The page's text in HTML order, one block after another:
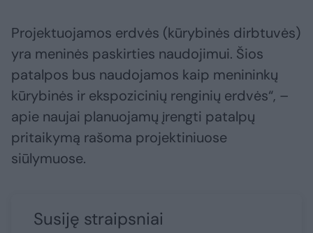
Projektuojamos erdvės (kūrybinės dirbtuvės)
yra meninės paskirties naudojimui. Šios
patalpos bus naudojamos kaip menininkų
kūrybinės ir ekspozicinių renginių erdvės“, –
apie naujai planuojamų įrengti patalpų
pritaikymą rašoma projektiniuose
siūlymuose.
Susiję straipsniai